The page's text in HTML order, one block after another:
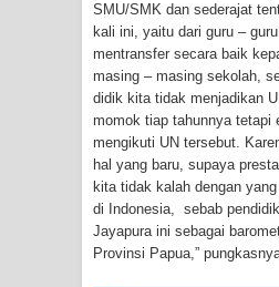
SMU/SMK dan sederajat
kali ini, yaitu dari guru –
mentransfer secara baik
masing – masing sekolah,
didik kita tidak menjadikan
momok tiap tahunnya tetapi
mengikuti UN tersebut.
hal yang baru, supaya
kita tidak kalah dengan
di Indonesia, sebab
Jayapura ini sebagai
Provinsi Papua,”